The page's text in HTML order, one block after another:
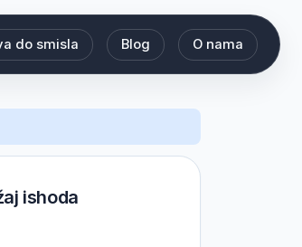
do smisla Blog O nama
ishoda